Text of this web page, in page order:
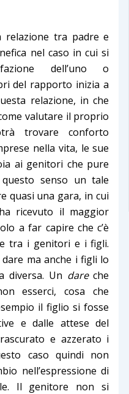
relazione tra padre e
nel caso in cui si
dell’uno o
del rapporto inizia a
relazione, in che
valutare il proprio
trovare conforto
nella vita, le sue
ai genitori che pure
senso un tale
quasi una gara, in cui
ricevuto il maggior
a far capire che c’è
tra i genitori e i figli.
ma anche i figli lo
diversa. Un dareche
esserci, cosa che
il figlio si fosse
e dalle attese del
e azzerato i
caso quindi non
nell’espressione di
Il genitore non si